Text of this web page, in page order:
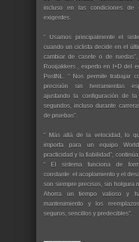
incluso en las condiciones de
exigentes.
“ Usamos principalmente el
cuando un ciclista decide en el
cambiar de casete o de
Rooijakkers , experto en I+D del
PostNL. “ Nos permite trabajar
precisión sin herramientas
ajustando la configuración de
segundos, incluso durante
de pruebas”.
“ Más allá de la velocidad, lo
importa para un equipo
practicidad y la fiabilidad”,
“ El sistema funciona de
constante: el acoplamiento y el
son siempre precisos, sin holgura
Ahorra un tiempo valioso y
mantenimiento y los
seguros, sencillos y predecibles”.